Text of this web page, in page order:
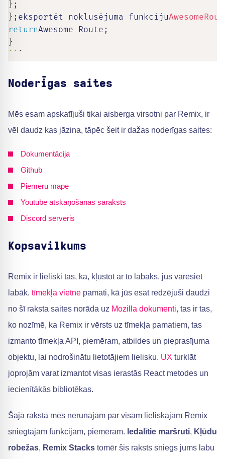
} ;
} ; eksportēt noklusējuma funkciju
returnAwesome Route ;
}
Noderīgas saites
Mēs esam apskatījuši tikai aisberga virsotni par Remix, ir
vēl daudz kas jāzina, tāpēc šeit ir dažas noderīgas saites:
Dokumentācija
Github
Piemēru mape
Youtube atskaņošanas saraksts
Discord serveris
Kopsavilkums
Remix ir lieliski tas, ka, kļūstot ar to labāks, jūs varēsiet
labāk. tīmekļa vietne pamati, kā jūs esat redzējuši daudzi
no šī raksta saites norāda uz Mozilla dokumenti, tas ir tas,
ko nozīmē, ka Remix ir vērsts uz tīmekļa pamatiem, tas
izmanto tīmekļa API, piemēram, atbildes un pieprasījuma
objektu, lai nodrošinātu lietotājiem lielisku. UX turklāt
joprojām varat izmantot visas ierastās React metodes un
iecienītākās bibliotēkas.
Šajā rakstā mēs nerunājām par visām lieliskajām Remix
sniegtajām funkcijām, piemēram. Iedalītie maršruti, Kļūdu
robežas, Remix Stacks tomēr šis raksts sniegs jums labu